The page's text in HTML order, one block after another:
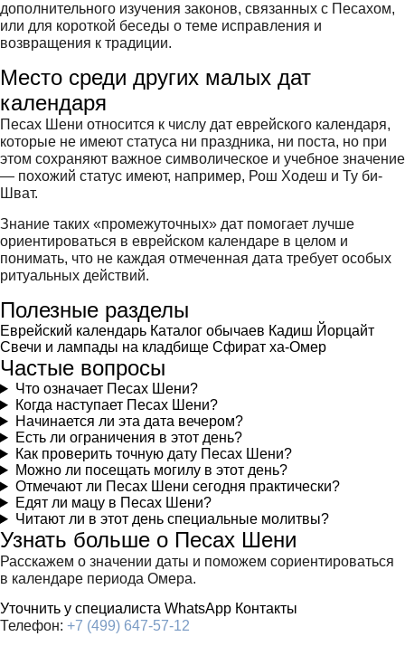
дополнительного изучения законов, связанных с Песахом,
или для короткой беседы о теме исправления и
возвращения к традиции.
Место среди других малых дат
календаря
Песах Шени относится к числу дат еврейского календаря,
которые не имеют статуса ни праздника, ни поста, но при
этом сохраняют важное символическое и учебное значение
— похожий статус имеют, например, Рош Ходеш и Ту би-
Шват.
Знание таких «промежуточных» дат помогает лучше
ориентироваться в еврейском календаре в целом и
понимать, что не каждая отмеченная дата требует особых
ритуальных действий.
Полезные разделы
Еврейский календарь Каталог обычаев Кадиш Йорцайт
Свечи и лампады на кладбище Сфират ха-Омер
Частые вопросы
Что означает Песах Шени?
Когда наступает Песах Шени?
Начинается ли эта дата вечером?
Есть ли ограничения в этот день?
Как проверить точную дату Песах Шени?
Можно ли посещать могилу в этот день?
Отмечают ли Песах Шени сегодня практически?
Едят ли мацу в Песах Шени?
Читают ли в этот день специальные молитвы?
Узнать больше о Песах Шени
Расскажем о значении даты и поможем сориентироваться
в календаре периода Омера.
Уточнить у специалиста WhatsApp Контакты
Телефон: +7 (499) 647-57-12